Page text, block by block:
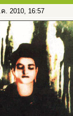
. 2010, 16:57